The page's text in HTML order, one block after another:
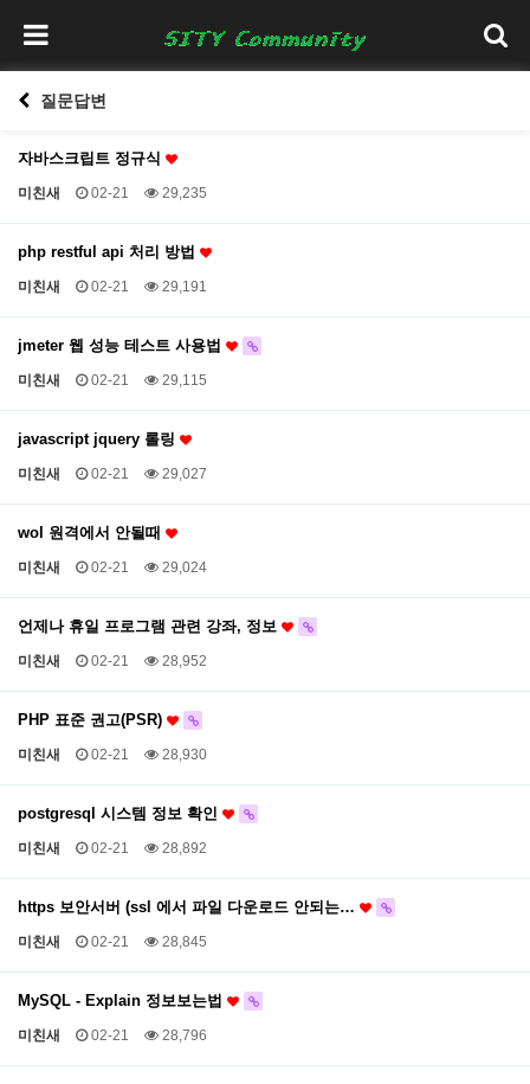
질문답변
자바스크립트 정규식
미친새 02-21 29,235
php restful api 처리 방법
미친새 02-21 29,191
jmeter 웹 성능 테스트 사용법
미친새 02-21 29,115
javascript jquery 롤링
미친새 02-21 29,027
wol 원격에서 안될때
미친새 02-21 29,024
언제나 휴일 프로그램 관련 강좌, 정보
미친새 02-21 28,952
PHP 표준 권고(PSR)
미친새 02-21 28,930
postgresql 시스템 정보 확인
미친새 02-21 28,892
https 보안서버 (ssl 에서 파일 다운로드 안되는…
미친새 02-21 28,845
MySQL - Explain 정보보는법
미친새 02-21 28,796